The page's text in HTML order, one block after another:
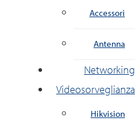
Accessori
Antenna
Networking
Videosorveglianza
Hikvision